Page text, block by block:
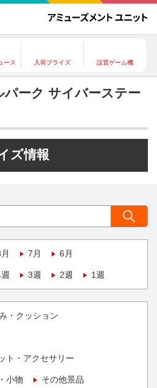
ース 入荷プライズ 設置ゲーム機
パーク サイバーステー
ズ情報
7月 6月
3週 2週 1週
・クッション
ト・アクセサリー
小物 その他景品